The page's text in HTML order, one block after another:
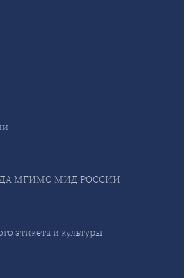
ДА МГИМО МИД РОССИИ
этикета и культуры